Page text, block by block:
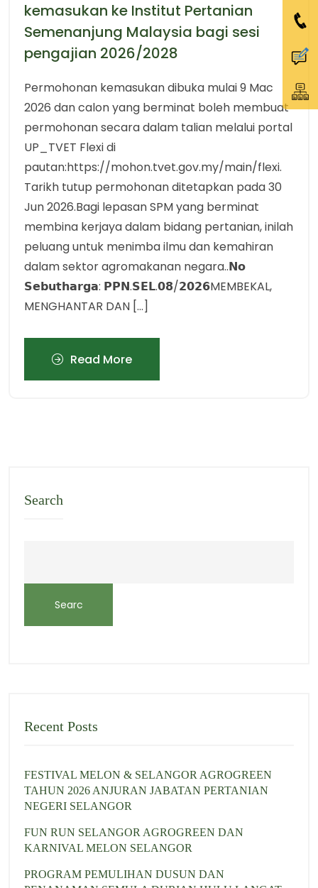
kemasukan ke Institut Pertanian
Semenanjung Malaysia bagi sesi
pengajian 2026/2028
Permohonan kemasukan dibuka mulai 9 Mac
2026 dan calon yang berminat boleh membuat
permohonan secara dalam talian melalui portal
UP_TVET Flexi di
pautan:https://mohon.tvet.gov.my/main/flexi.
Tarikh tutup permohonan ditetapkan pada 30
Jun 2026.Bagi lepasan SPM yang berminat
membina kerjaya dalam bidang pertanian, inilah
peluang untuk menimba ilmu dan kemahiran
dalam sektor agromakanan negara..𝗡𝗼
𝗦𝗲𝗯𝘂𝘁𝗵𝗮𝗿𝗴𝗮: 𝗣𝗣𝗡.𝗦𝗘𝗟.𝟬𝟴/𝟮𝟬𝟮𝟲MEMBEKAL,
MENGHANTAR DAN […]
Read More
Search
Searc
h
Recent Posts
FESTIVAL MELON & SELANGOR AGROGREEN
TAHUN 2026 ANJURAN JABATAN PERTANIAN
NEGERI SELANGOR
FUN RUN SELANGOR AGROGREEN DAN
KARNIVAL MELON SELANGOR
PROGRAM PEMULIHAN DUSUN DAN